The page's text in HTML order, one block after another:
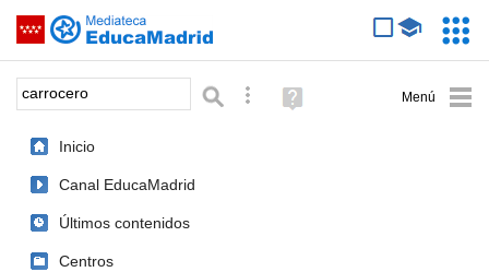
Saltar navegación
Palabra o frase: Búsqueda avanzada
Ayuda
(en
Inicio
Canal EducaMadrid
Últimos contenidos
Centros